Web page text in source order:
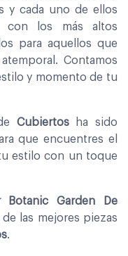
y cada uno de ellos
con los más altos
para aquellos que
Contamos
y momento de tu
Cubiertosha sido
que encuentres el
estilo con un toque
Botanic Garden De
las mejores piezas
.